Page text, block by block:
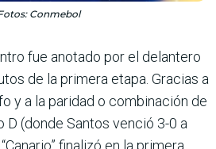
Conmebol
fue anotado por el delantero
de la primera etapa. Gracias a
y a la paridad o combinación de
D (donde Santos venció 3-0 a
finalizó en la primera